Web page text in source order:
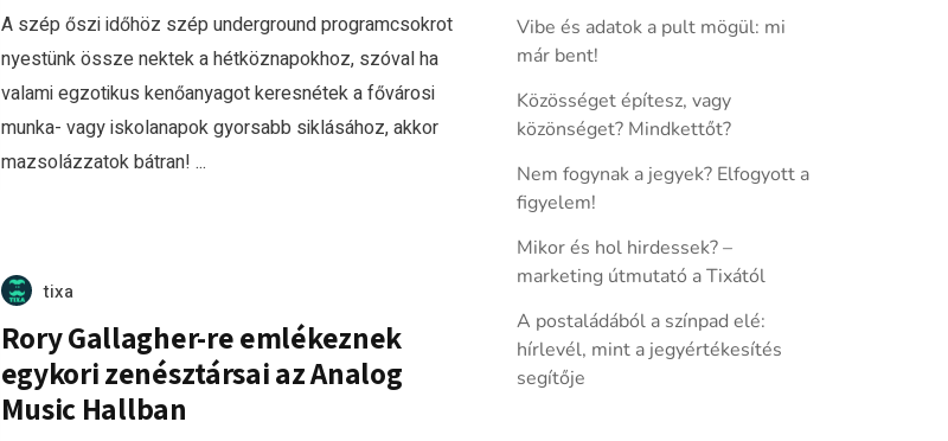
A szép őszi időhöz szép underground programcsokrot
nyestünk össze nektek a hétköznapokhoz, szóval ha
valami egzotikus kenőanyagot keresnétek a fővárosi
munka- vagy iskolanapok gyorsabb siklásához, akkor
mazsolázzatok bátran! ...
tixa
Rory Gallagher-re emlékeznek
egykori zenésztársai az Analog
Music Hallban
Vibe és adatok a pult mögül: mi
már bent!
Közösséget építesz, vagy
közönséget? Mindkettőt?
Nem fogynak a jegyek? Elfogyott a
figyelem!
Mikor és hol hirdessek? –
marketing útmutató a Tixától
A postaládából a színpad elé:
hírlevél, mint a jegyértékesítés
segítője